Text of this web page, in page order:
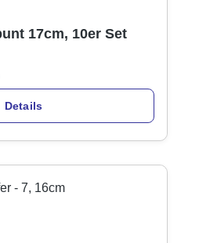
17cm, 10er Set
Details